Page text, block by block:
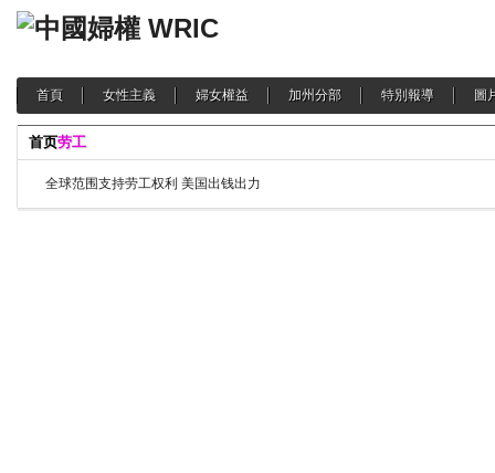
首頁 女性主義 婦女權益 加州分部 特別報導 圖
首页劳工
全球范围支持劳工权利 美国出钱出力